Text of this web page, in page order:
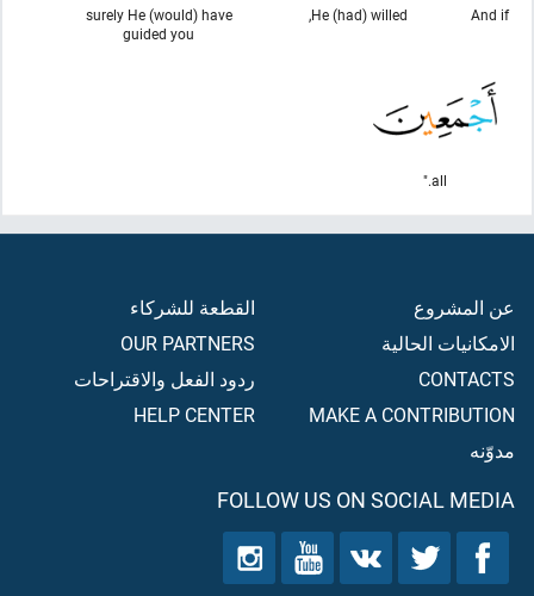
And if
He (had) willed,
surely He (would) have
guided you
all."
عن المشروع
الامكانيات الحالية
CONTACTS
MAKE A CONTRIBUTION
مدوّنه
القطعة للشركاء
OUR PARTNERS
ردود الفعل والاقتراحات
HELP CENTER
FOLLOW US ON SOCIAL MEDIA